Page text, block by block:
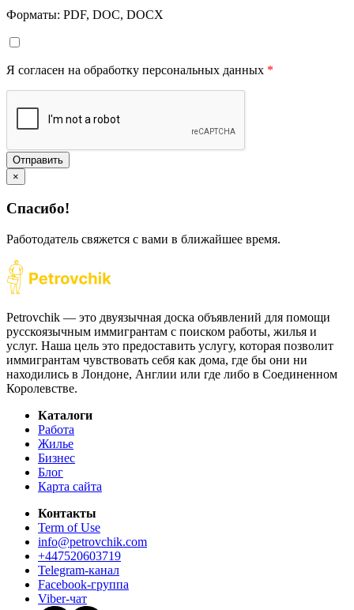
Форматы: PDF, DOC, DOCX
Я согласен на обработку персональных данных *
Отправить
×
Спасибо!
Работодатель свяжется с вами в ближайшее время.
Petrovchik — это двуязычная доска объявлений для помощи
русскоязычным иммигрантам с поиском работы, жилья и
услуг. Наша цель это предоставить услугу, которая позволит
иммигрантам чувствовать себя как дома, где бы они ни
находились в Лондоне, Англии или где либо в Соединенном
Королевстве.
Каталоги
Работа
Жилье
Бизнес
Блог
Карта сайта
Контакты
Term of Use
info@petrovchik.com
+447520603719
Telegram-канал
Facebook-группа
Viber-чат